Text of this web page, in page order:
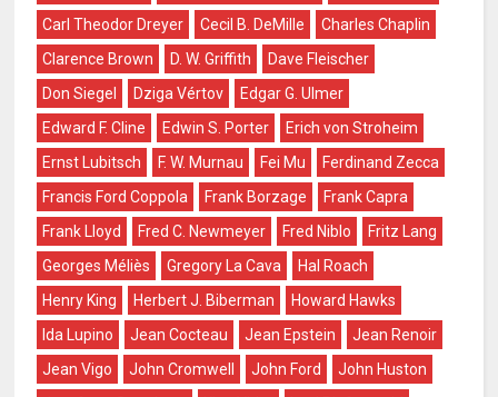
Carl Theodor Dreyer
Cecil B. DeMille
Charles Chaplin
Clarence Brown
D. W. Griffith
Dave Fleischer
Don Siegel
Dziga Vértov
Edgar G. Ulmer
Edward F. Cline
Edwin S. Porter
Erich von Stroheim
Ernst Lubitsch
F. W. Murnau Fei Mu
Ferdinand Zecca
Francis Ford Coppola
Frank Borzage
Frank Capra
Frank Lloyd
Fred C. Newmeyer Fred Niblo
Fritz Lang
Georges Méliès
Gregory La Cava
Hal Roach
Henry King
Herbert J. Biberman
Howard Hawks
Ida Lupino
Jean Cocteau Jean Epstein
Jean Renoir
Jean Vigo
John Cromwell John Ford
John Huston